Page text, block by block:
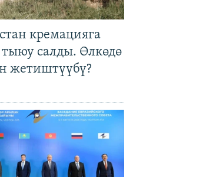
кремацияга
салды. Өлкөдө
жетиштүүбү?